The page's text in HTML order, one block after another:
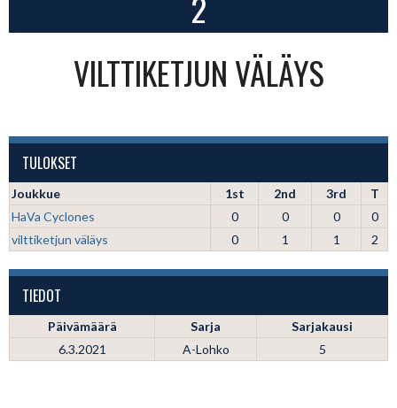
VILTTIKETJUN VÄLÄYS
TULOKSET
Joukkue 1st 2nd 3rd
T
HaVa Cyclones
0 0 0
0
vilttiketjun väläys
0 1 1 2
TIEDOT
Päivämäärä Sarja
Sarjakausi
6.3.2021
A-Lohko 5